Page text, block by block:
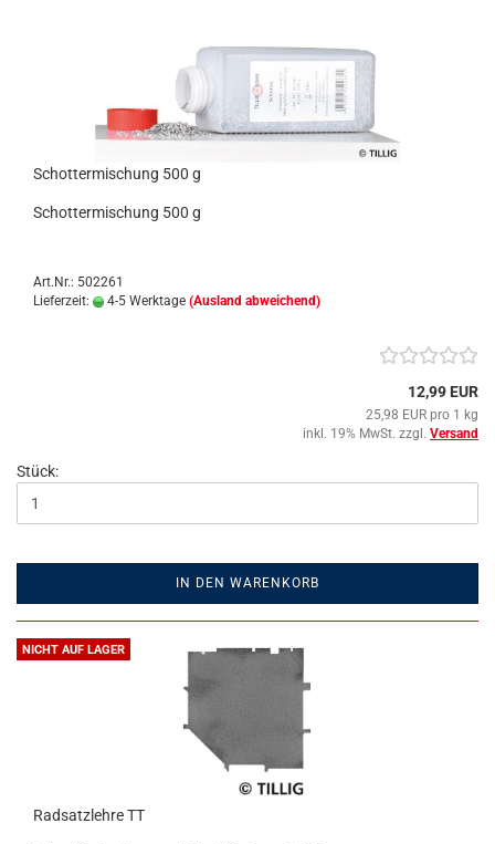
Schottermischung 500 g
Schottermischung 500 g
Art.Nr.: 502261
Lieferzeit:
4-5 Werktage (Ausland abweichend)
12,99 EUR
25,98 EUR pro 1 kg
inkl. 19% MwSt. zzgl. Versand
Stück:
IN DEN WARENKORB
NICHT AUF LAGER
Radsatzlehre TT